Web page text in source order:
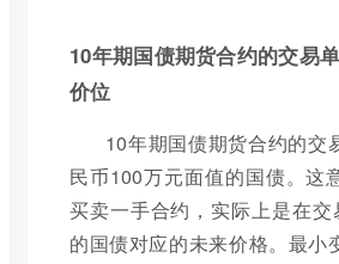
10年期国债期货合约的交易
价位
10年期国债期货合约的交
民币100万元面值的国债。这
买卖一手合约，实际上是在
的国债对应的未来价格。最小